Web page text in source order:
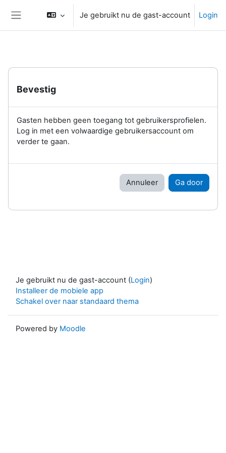
Je gebruikt nu de gast-account Login
Bevestig
Gasten hebben geen toegang tot gebruikersprofielen.
Log in met een volwaardige gebruikersaccount om
verder te gaan.
Annuleer Ga door
Je gebruikt nu de gast-account (Login)
Installeer de mobiele app
Schakel over naar standaard thema
Powered by Moodle